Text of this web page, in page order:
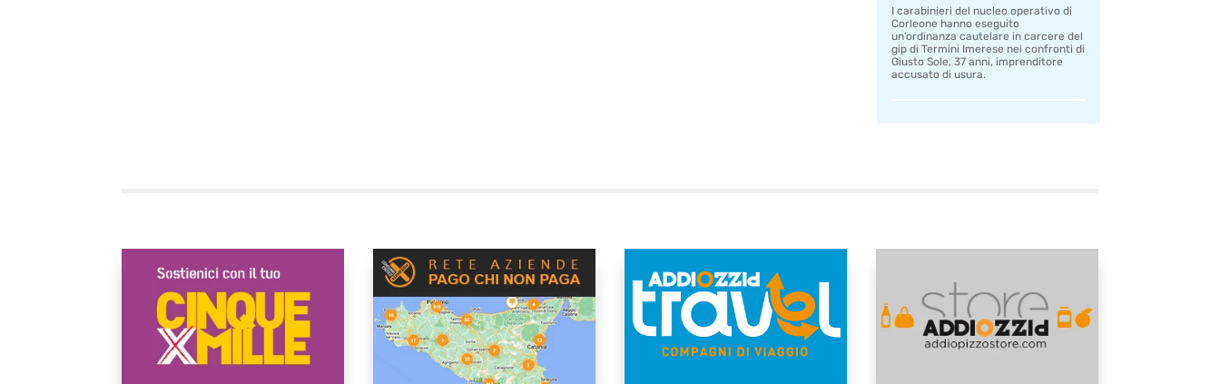
I carabinieri del nucleo operativo di
Corleone hanno eseguito
un’ordinanza cautelare in carcere del
gip di Termini Imerese nei confronti di
Giusto Sole, 37 anni, imprenditore
accusato di usura.